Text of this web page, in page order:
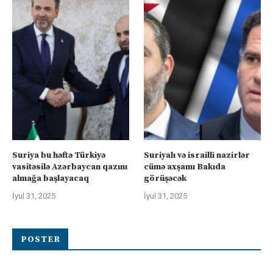
Suriya bu həftə Türkiyə
vasitəsilə Azərbaycan qazını
almağa başlayacaq
İyul 31, 2025
Suriyalı və israilli nazirlər
cümə axşamı Bakıda
görüşəcək
İyul 31, 2025
POSTER